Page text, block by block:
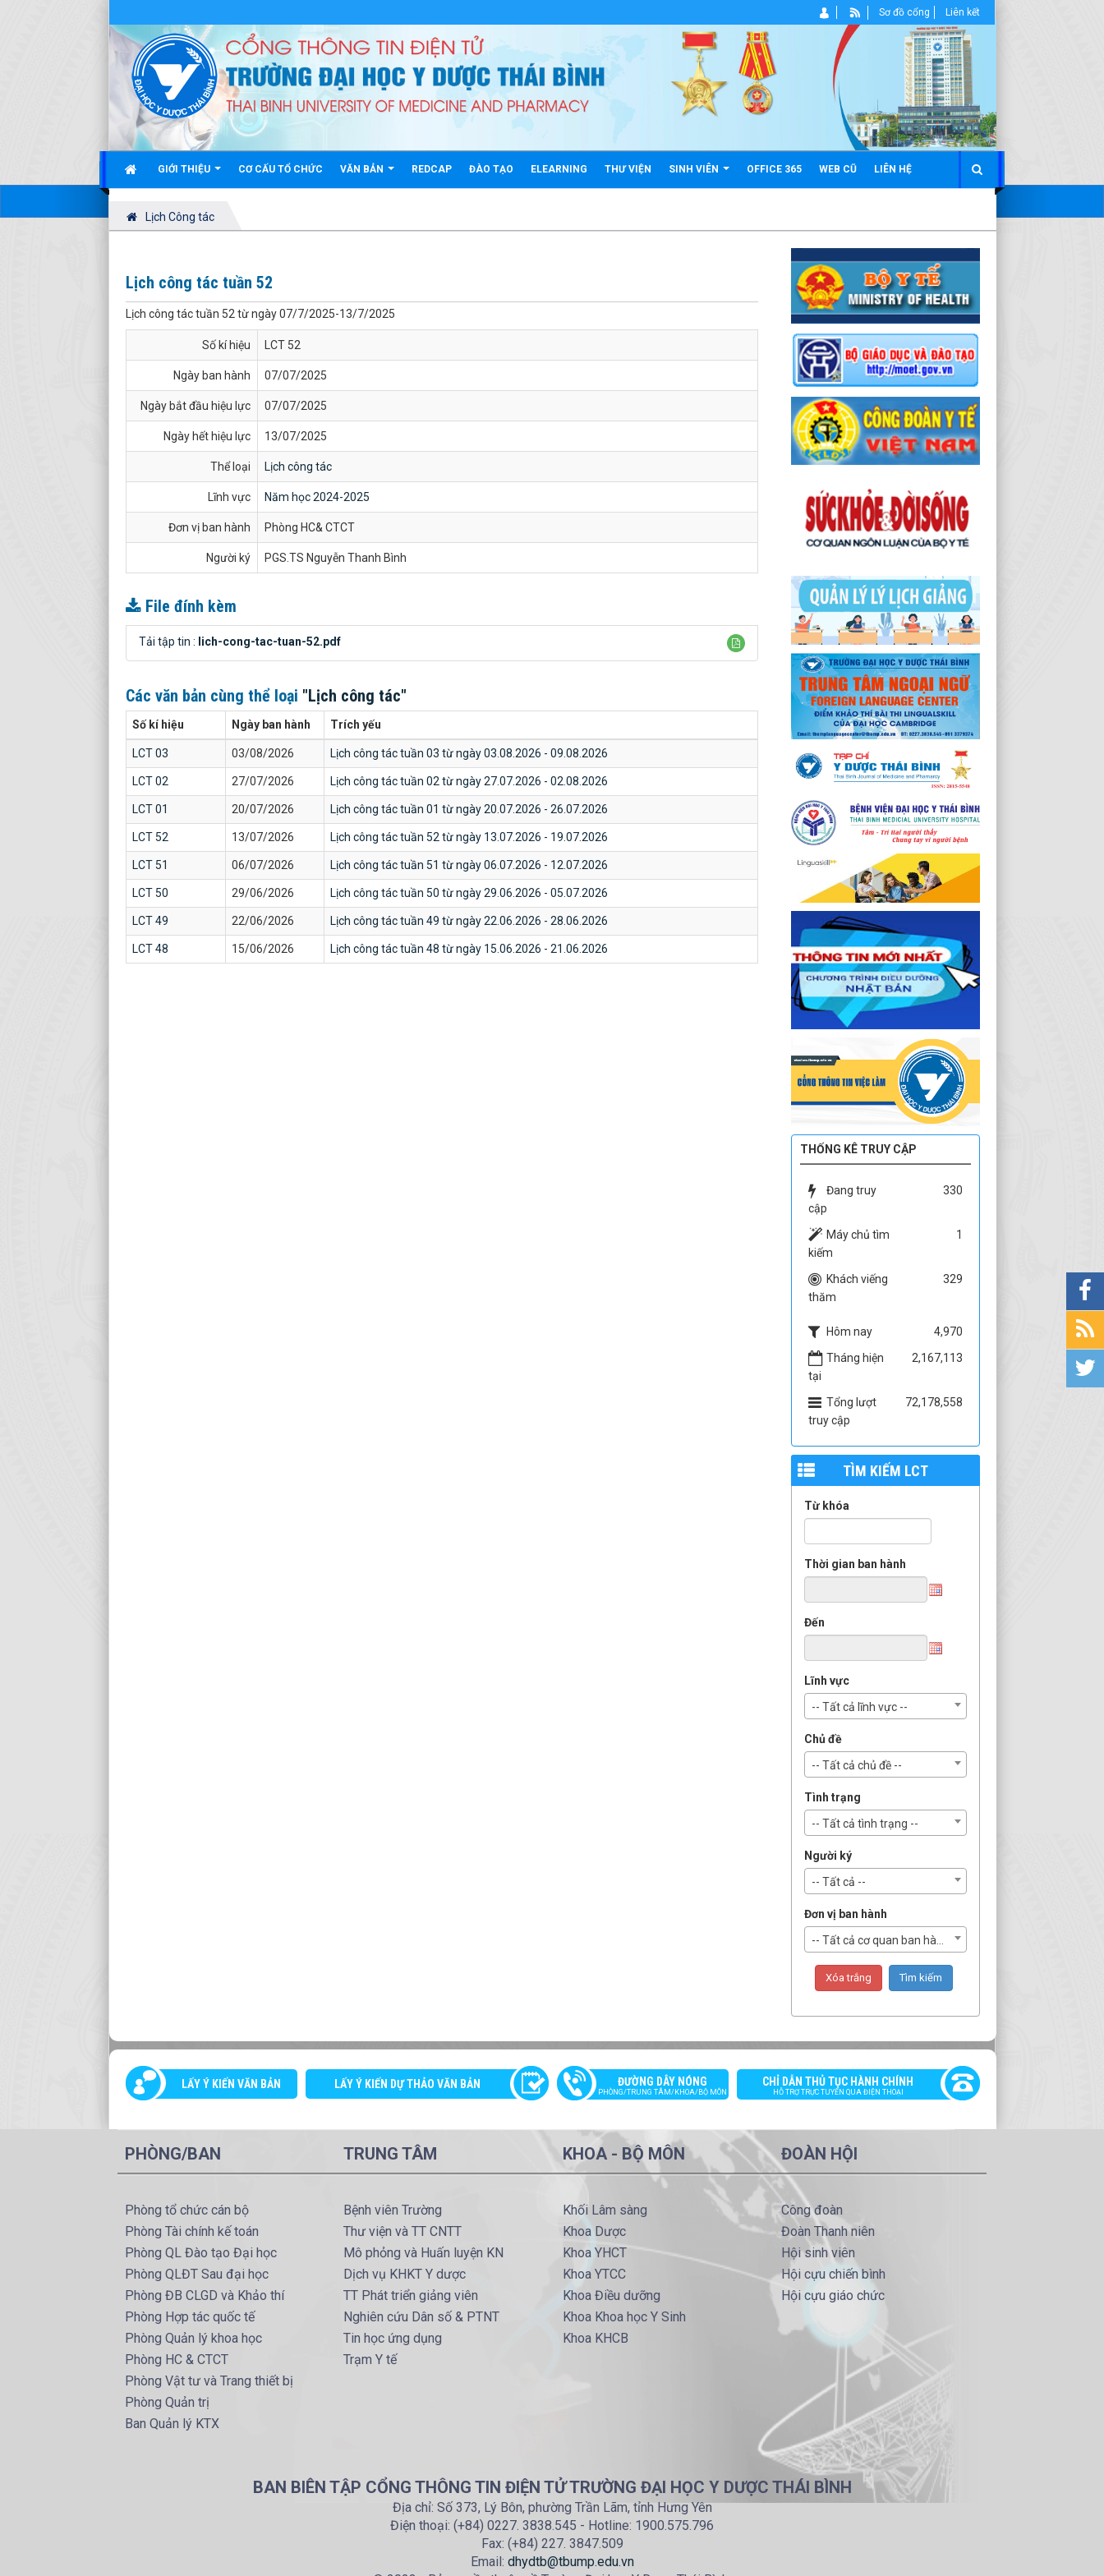
GIỚI THIỆU CƠ CẤU TỔ CHỨC VĂN BẢN REDCAP ĐÀO TẠO ELEARNING THƯ VIỆN SINH VIÊN OFFICE 365 WEB CŨ LIÊN HỆ
Sơ đồ cổng Liên kết
Lịch Công tác
Lịch công tác tuần 52
Lịch công tác tuần 52 từ ngày 07/7/2025-13/7/2025
Số kí hiệu LCT 52
Ngày ban hành 07/07/2025
Ngày bắt đầu hiệu lực 07/07/2025
Ngày hết hiệu lực 13/07/2025
Thể loại Lịch công tác
Lĩnh vực Năm học 2024-2025
Đơn vị ban hành Phòng HC& CTCT
Người ký PGS.TS Nguyễn Thanh Bình
File đính kèm
Tải tập tin : lich-cong-tac-tuan-52.pdf
Các văn bản cùng thể loại "Lịch công tác"
Số kí hiệu Ngày ban hành Trích yếu
LCT 03 03/08/2026 Lịch công tác tuần 03 từ ngày 03.08.2026 - 09.08.2026
LCT 02 27/07/2026 Lịch công tác tuần 02 từ ngày 27.07.2026 - 02.08.2026
LCT 01 20/07/2026 Lịch công tác tuần 01 từ ngày 20.07.2026 - 26.07.2026
LCT 52 13/07/2026 Lịch công tác tuần 52 từ ngày 13.07.2026 - 19.07.2026
LCT 51 06/07/2026 Lịch công tác tuần 51 từ ngày 06.07.2026 - 12.07.2026
LCT 50 29/06/2026 Lịch công tác tuần 50 từ ngày 29.06.2026 - 05.07.2026
LCT 49 22/06/2026 Lịch công tác tuần 49 từ ngày 22.06.2026 - 28.06.2026
LCT 48 15/06/2026 Lịch công tác tuần 48 từ ngày 15.06.2026 - 21.06.2026
THỐNG KÊ TRUY CẬP
Đang truy
cập
330
Máy chủ tìm
kiếm
1
Khách viếng
thăm
329
Hôm nay
4,970
Tháng hiện
tại
2,167,113
Tổng lượt
truy cập
72,178,558
TÌM KIẾM LCT
Từ khóa
Thời gian ban hành
Đến
Lĩnh vực
-- Tất cả lĩnh vực --
Chủ đề
-- Tất cả chủ đề --
Tình trạng
-- Tất cả tình trạng --
Người ký
-- Tất cả --
Đơn vị ban hành
-- Tất cả cơ quan ban hành --
LẤY Ý KIẾN VĂN BẢN LẤY Ý KIẾN DỰ THẢO VĂN BẢN ĐƯỜNG DÂY NÓNG
PHÒNG/TRUNG TÂM/KHOA/BỘ MÔN
CHỈ DẪN THỦ TỤC HÀNH CHÍNH
HỖ TRỢ TRỰC TUYẾN QUA ĐIỆN THOẠI
PHÒNG/BAN
Phòng tổ chức cán bộ
Phòng Tài chính kế toán
Phòng QL Đào tạo Đại học
Phòng QLĐT Sau đại học
Phòng ĐB CLGD và Khảo thí
Phòng Hợp tác quốc tế
Phòng Quản lý khoa học
Phòng HC & CTCT
Phòng Vật tư và Trang thiết bị
Phòng Quản trị
Ban Quản lý KTX
TRUNG TÂM
Bệnh viên Trường
Thư viện và TT CNTT
Mô phỏng và Huấn luyện KN
Dịch vụ KHKT Y dược
TT Phát triển giảng viên
Nghiên cứu Dân số & PTNT
Tin học ứng dụng
Trạm Y tế
KHOA - BỘ MÔN
Khối Lâm sàng
Khoa Dược
Khoa YHCT
Khoa YTCC
Khoa Điều dưỡng
Khoa Khoa học Y Sinh
Khoa KHCB
ĐOÀN HỘI
Công đoàn
Đoàn Thanh niên
Hội sinh viên
Hội cựu chiến bình
Hội cựu giáo chức
BAN BIÊN TẬP CỔNG THÔNG TIN ĐIỆN TỬ TRƯỜNG ĐẠI HỌC Y DƯỢC THÁI BÌNH
Địa chỉ: Số 373, Lý Bôn, phường Trần Lãm, tỉnh Hưng Yên
Điện thoại: (+84) 0227. 3838.545 - Hotline: 1900.575.796
Fax: (+84) 227. 3847.509
Email: dhydtb@tbump.edu.vn